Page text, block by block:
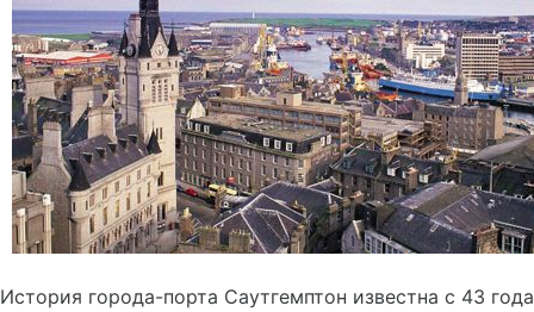
История города-порта Саутгемптон известна с 43 года